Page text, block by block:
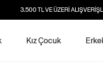
3.500 TL VE ÜZERİ
Kız Çocuk